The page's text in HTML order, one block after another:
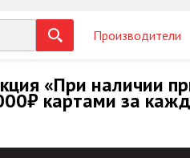
Производители
«При наличии
картами за